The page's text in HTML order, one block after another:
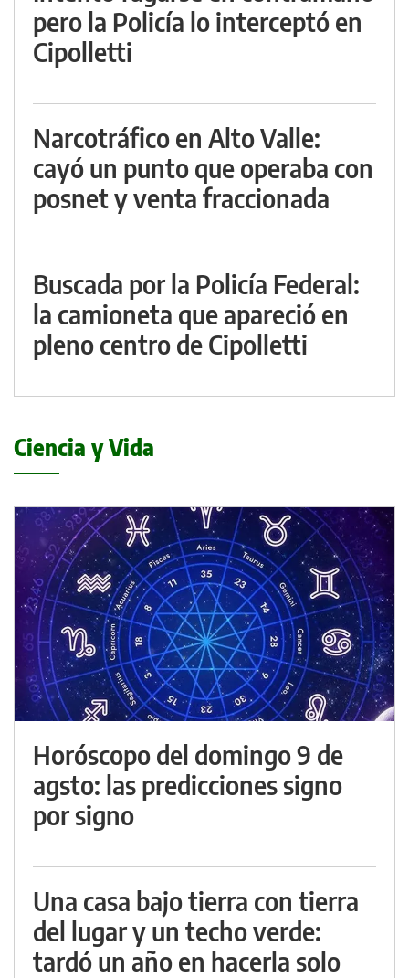
pero la Policía lo interceptó en
Cipolletti
Narcotráfico en Alto Valle:
cayó un punto que operaba con
posnet y venta fraccionada
Buscada por la Policía Federal:
la camioneta que apareció en
pleno centro de Cipolletti
Ciencia y Vida
Horóscopo del domingo 9 de
agsto: las predicciones signo
por signo
Una casa bajo tierra con tierra
del lugar y un techo verde:
tardó un año en hacerla solo